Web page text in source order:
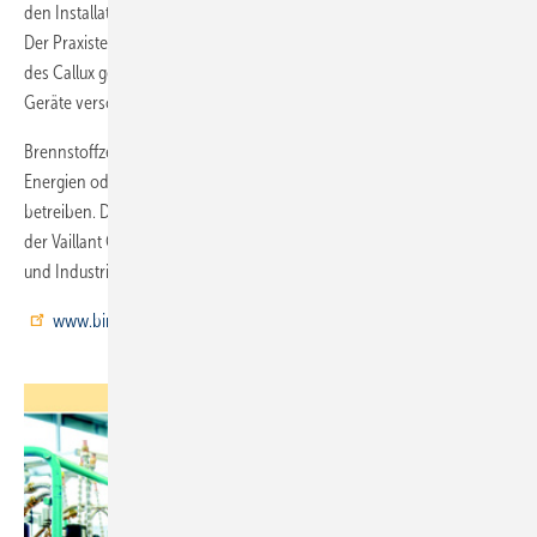
den Installationsaufwand gegenüber früheren Anlagen zu halbieren.
Der Praxistest für das Brennstoffzellen-Heizgerät erfolgte im Rahmen
des Callux genannten Breitentests der Energieforschung, an dem
Geräte verschiedener Hersteller beteiligt waren.
Brennstoffzellen lassen sich mit Erdgas sowie mit aus erneuerbaren
Energien oder Biomasse erzeugtem Wasserstoff und Methan
betreiben. Das neue Brennstoffzellen-Heizgerät ist eine Entwicklung
der Vaillant GmbH in Zusammenarbeit mit Partnern aus Forschung
und Industrie. Das Projektinfo gibt es in der Rubrik Publikationen unter
www.bine.info